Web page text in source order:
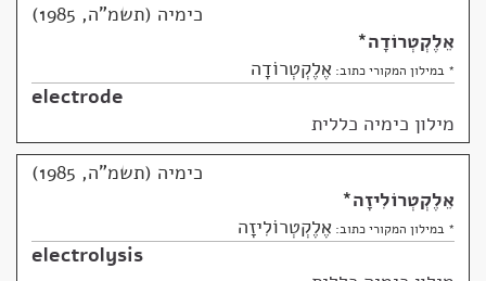
כימיה (תשמ"ה, 1985)
אֵלֶקְטְרוֹדָה*
* במילון המקורי כתוב: אֶלֶקְטְרוֹדָה
electrode
מילון כימיה כללית
כימיה (תשמ"ה, 1985)
אֵלֶקְטְרוֹלִיזָה*
* במילון המקורי כתוב: אֶלֶקְטְרוֹלִיזָה
electrolysis